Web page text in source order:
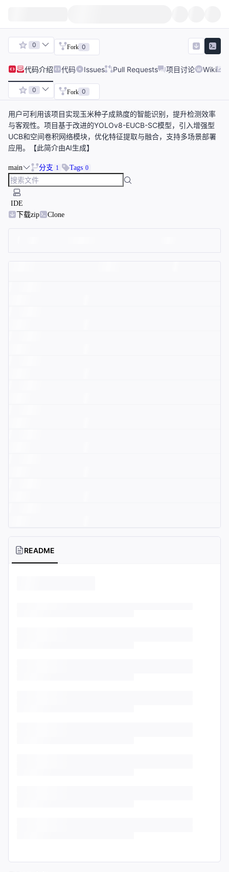
0 Fork 0
代码介绍 代码 Issues Pull Requests 项目讨论 Wiki
0 Fork 0
用户可利用该项目实现玉米种子成熟度的智能识别，提升检测效率
与客观性。项目基于改进的YOLOv8-EUCB-SC模型，引入增强型
UCB和空间卷积网络模块，优化特征提取与融合，支持多场景部署
应用。【此简介由AI生成】
main 分支 1 Tags 0
IDE
下载zip
Clone
README